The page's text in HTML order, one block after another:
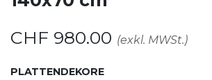
CHF 980.00 (exkl. MWSt.)
PLATTENDEKORE